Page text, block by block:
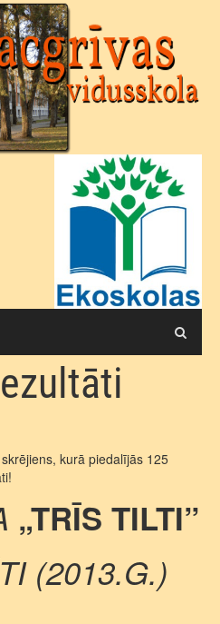
kurā piedalījās 125
„TRĪS TILTI”
(2013.G.)